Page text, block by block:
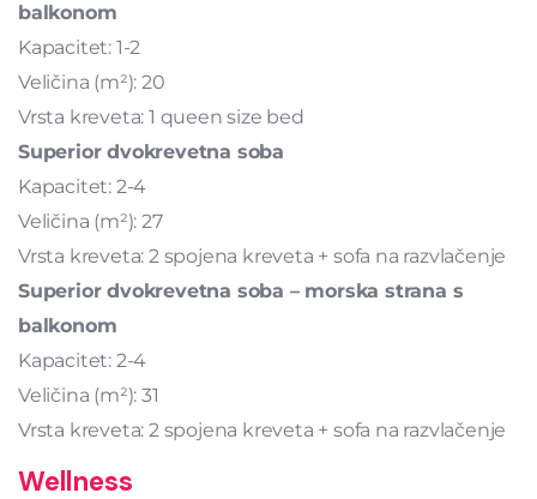
balkonom
Kapacitet: 1-2
Veličina (m²): 20
Vrsta kreveta: 1 queen size bed
Superior dvokrevetna soba
Kapacitet: 2-4
Veličina (m²): 27
Vrsta kreveta: 2 spojena kreveta + sofa na razvlačenje
Superior dvokrevetna soba – morska strana s
balkonom
Kapacitet: 2-4
Veličina (m²): 31
Vrsta kreveta: 2 spojena kreveta + sofa na razvlačenje
Wellness